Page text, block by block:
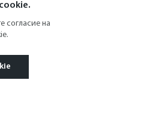
согласие на